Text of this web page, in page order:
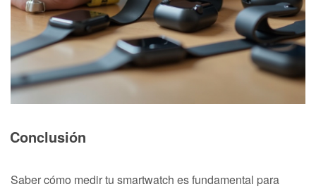
Conclusión
Saber cómo medir tu smartwatch es fundamental para